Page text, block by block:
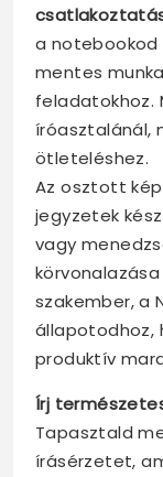
a notebookod
mentes
feladatokhoz.
íróasztalánál,
ötleteléshez.
Az osztott
jegyzetek
vagy
szakember, a
állapotodhoz,
produktív
Írj
Tapasztald
írásérzetet,